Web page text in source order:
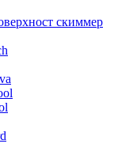
скиммер